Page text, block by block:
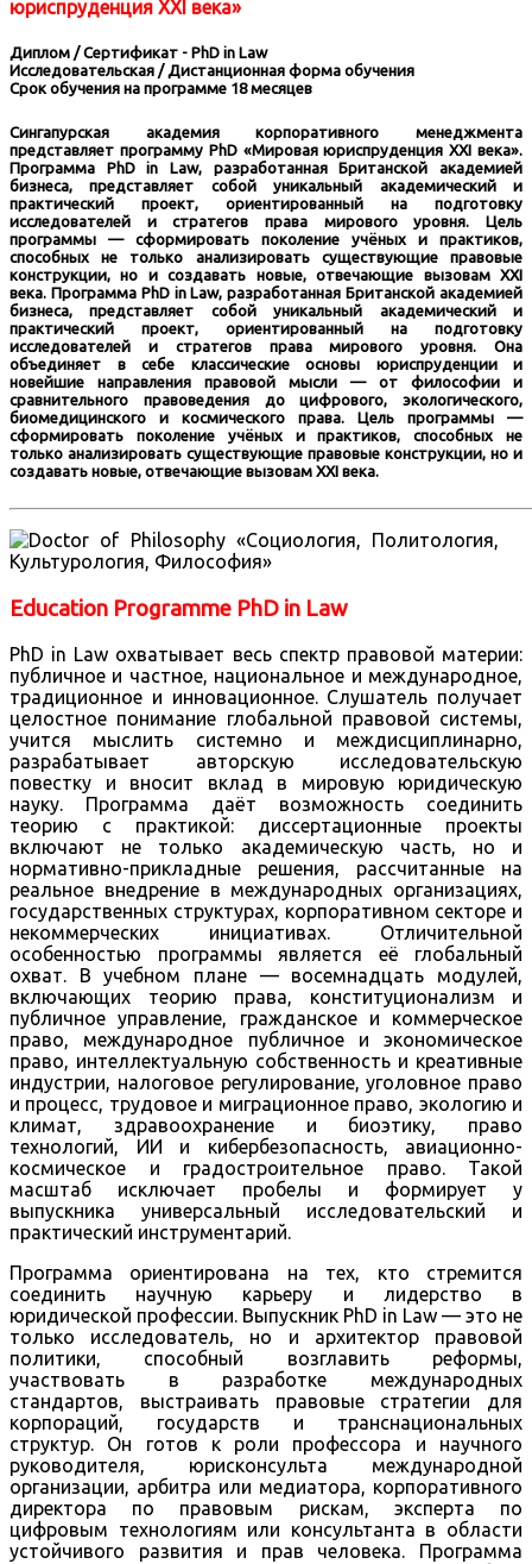
юриспруденция XXI века»
Диплом / Сертификат - PhD in Law
Исследовательская / Дистанционная форма обучения
Срок обучения на программе 18 месяцев
Сингапурская академия корпоративного менеджмента
представляет программу PhD «Мировая юриспруденция XXI века».
Программа PhD in Law, разработанная Британской академией
бизнеса, представляет собой уникальный академический и
практический проект, ориентированный на подготовку
исследователей и стратегов права мирового уровня. Цель
программы — сформировать поколение учёных и практиков,
способных не только анализировать существующие правовые
конструкции, но и создавать новые, отвечающие вызовам XXI
века. Программа PhD in Law, разработанная Британской академией
бизнеса, представляет собой уникальный академический и
практический проект, ориентированный на подготовку
исследователей и стратегов права мирового уровня. Она
объединяет в себе классические основы юриспруденции и
новейшие направления правовой мысли — от философии и
сравнительного правоведения до цифрового, экологического,
биомедицинского и космического права. Цель программы —
сформировать поколение учёных и практиков, способных не
только анализировать существующие правовые конструкции, но и
создавать новые, отвечающие вызовам XXI века.
Education Programme PhD in Law
PhD in Law охватывает весь спектр правовой материи:
публичное и частное, национальное и международное,
традиционное и инновационное. Слушатель получает
целостное понимание глобальной правовой системы,
учится мыслить системно и междисциплинарно,
разрабатывает авторскую исследовательскую
повестку и вносит вклад в мировую юридическую
науку. Программа даёт возможность соединить
теорию с практикой: диссертационные проекты
включают не только академическую часть, но и
нормативно-прикладные решения, рассчитанные на
реальное внедрение в международных организациях,
государственных структурах, корпоративном секторе и
некоммерческих инициативах. Отличительной
особенностью программы является её глобальный
охват. В учебном плане — восемнадцать модулей,
включающих теорию права, конституционализм и
публичное управление, гражданское и коммерческое
право, международное публичное и экономическое
право, интеллектуальную собственность и креативные
индустрии, налоговое регулирование, уголовное право
и процесс, трудовое и миграционное право, экологию и
климат, здравоохранение и биоэтику, право
технологий, ИИ и кибербезопасность, авиационно-
космическое и градостроительное право. Такой
масштаб исключает пробелы и формирует у
выпускника универсальный исследовательский и
практический инструментарий.
Программа ориентирована на тех, кто стремится
соединить научную карьеру и лидерство в
юридической профессии. Выпускник PhD in Law — это не
только исследователь, но и архитектор правовой
политики, способный возглавить реформы,
участвовать в разработке международных
стандартов, выстраивать правовые стратегии для
корпораций, государств и транснациональных
структур. Он готов к роли профессора и научного
руководителя, юрисконсульта международной
организации, арбитра или медиатора, корпоративного
директора по правовым рискам, эксперта по
цифровым технологиям или консультанта в области
устойчивого развития и прав человека. Программа